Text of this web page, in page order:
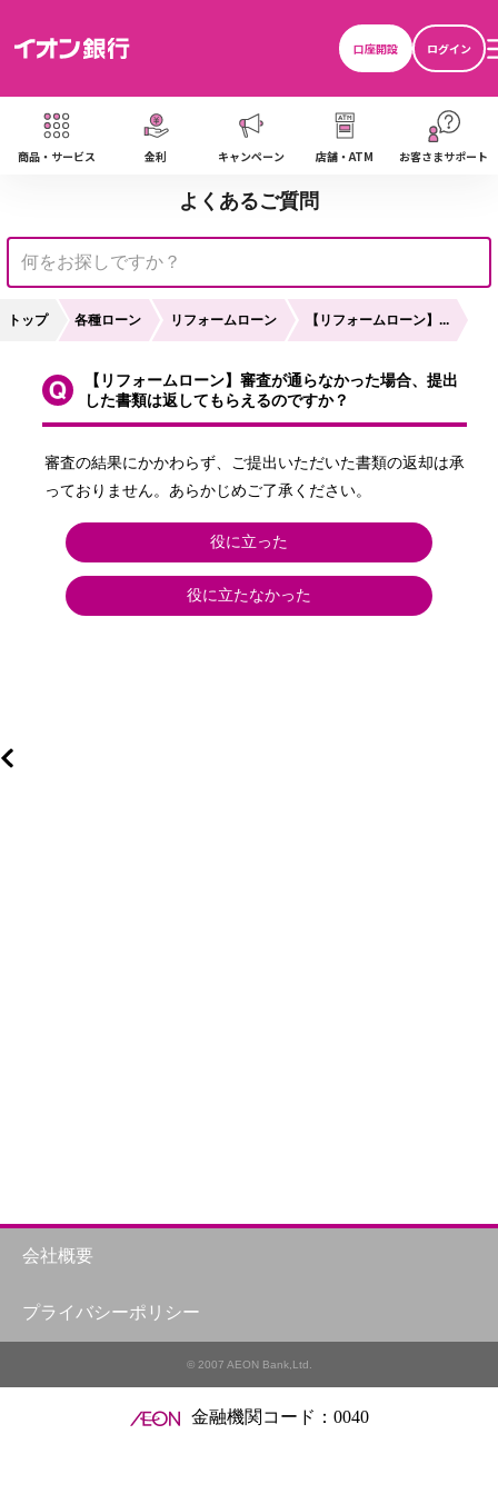
口座開設
ログイン
商品・サービス 金利 キャンペーン 店舗・ATM お客さまサポート
よくあるご質問
トップ 各種ローン リフォームローン 【リフォームローン】...
【リフォームローン】審査が通らなかった場合、提出
した書類は返してもらえるのですか？
審査の結果にかかわらず、ご提出いただいた書類の返却は承
っておりません。あらかじめご了承ください。
役に立った
役に立たなかった
会社概要
プライバシーポリシー
© 2007 AEON Bank,Ltd.
金融機関コード：0040